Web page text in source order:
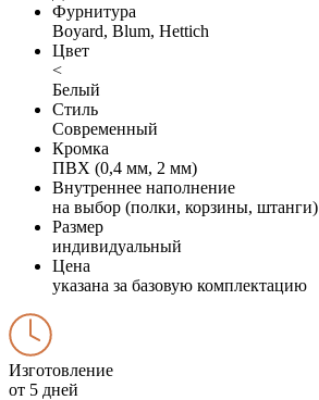
Фурнитура
Boyard, Blum, Hettich
Цвет
<
Белый
Стиль
Современный
Кромка
ПВХ (0,4 мм, 2 мм)
Внутреннее наполнение
на выбор (полки, корзины, штанги)
Размер
индивидуальный
Цена
указана за базовую комплектацию
Изготовление
от 5 дней